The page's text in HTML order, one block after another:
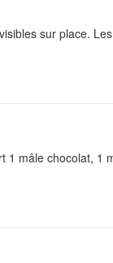
sur place.
mâle chocolat,